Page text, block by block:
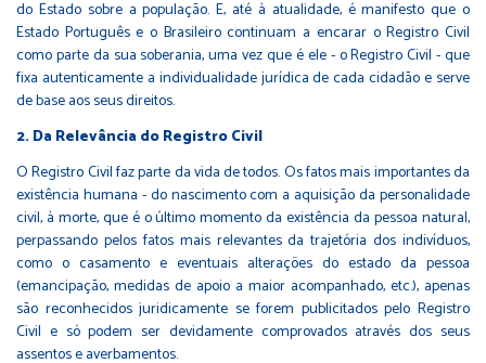
do Estado sobre a população. E, até à atualidade, é manifesto que o
Estado Português e o Brasileiro continuam a encarar o Registro Civil
como parte da sua soberania, uma vez que é ele - o Registro Civil - que
fixa autenticamente a individualidade jurídica de cada cidadão e serve
de base aos seus direitos.
2. Da Relevância do Registro Civil
O Registro Civil faz parte da vida de todos. Os fatos mais importantes da
existência humana - do nascimento com a aquisição da personalidade
civil, à morte, que é o último momento da existência da pessoa natural,
perpassando pelos fatos mais relevantes da trajetória dos indivíduos,
como o casamento e eventuais alterações do estado da pessoa
(emancipação, medidas de apoio a maior acompanhado, etc.), apenas
são reconhecidos juridicamente se forem publicitados pelo Registro
Civil e só podem ser devidamente comprovados através dos seus
assentos e averbamentos.